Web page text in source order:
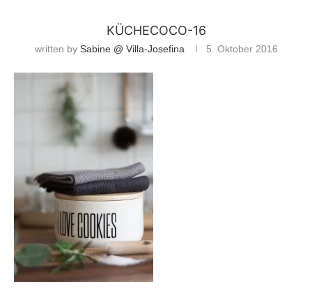
KÜCHECOCO-16
written by Sabine @ Villa-Josefina 5. Oktober 2016